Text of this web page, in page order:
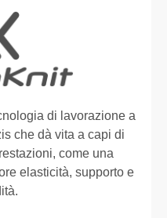
di lavorazione a
che dà vita a capi di
come una
elasticità, supporto e